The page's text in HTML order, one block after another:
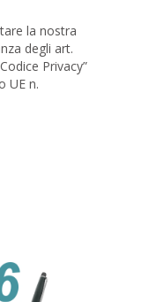
la nostra
degli art.
Privacy”
UE n.